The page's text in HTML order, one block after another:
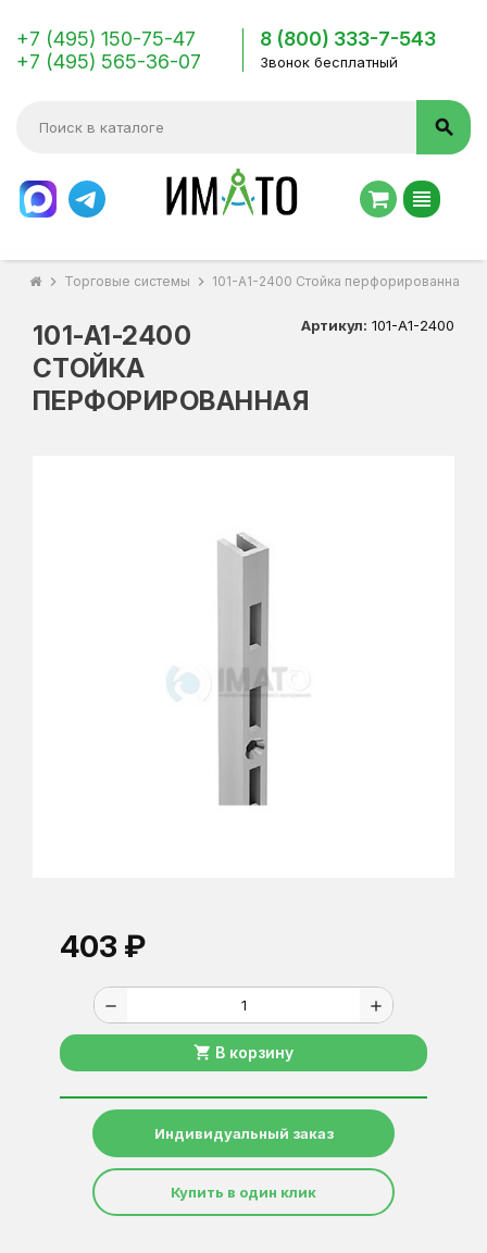
+7 (495) 150-75-47
+7 (495) 565-36-07
8 (800) 333-7-543
Звонок бесплатный
search
view_headline
chevron_right Торговые системы chevron_right 101-A1-2400 Стойка перфорированная
101-A1-2400
СТОЙКА
ПЕРФОРИРОВАННАЯ
Артикул: 101-A1-2400
403 ₽
remove add
shopping_cart В корзину
Индивидуальный заказ
Купить в один клик